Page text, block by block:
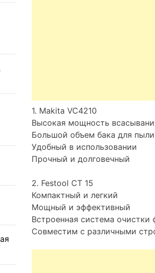
1. Makita VC4210
Высокая мощность
Большой объем бака для пыли
Удобный в использовании
Прочный и долговечный
2. Festool CT 15
Компактный и легкий
Мощный и эффективный
Встроенная система очистки
Совместим с различными